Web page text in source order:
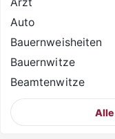
Arzt
Auto
Bauernweisheiten
Bauernwitze
Beamtenwitze
Alle